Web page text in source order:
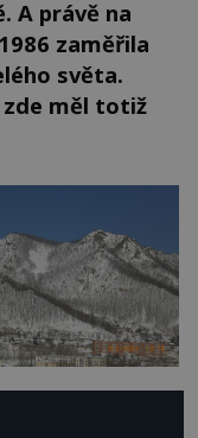
A právě na
zaměřila
světa.
zde měl totiž